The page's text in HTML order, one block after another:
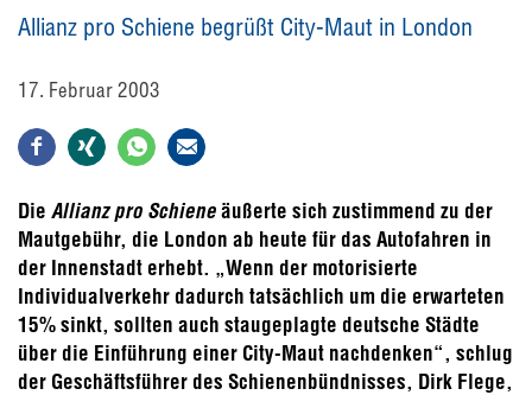
Allianz pro Schiene begrüßt City-Maut in London
17. Februar 2003
Die Allianz pro Schieneäußerte sich zustimmend zu der
Mautgebühr, die London ab heute für das Autofahren in
der Innenstadt erhebt. „Wenn der motorisierte
Individualverkehr dadurch tatsächlich um die erwarteten
15% sinkt, sollten auch staugeplagte deutsche Städte
über die Einführung einer City-Maut nachdenken“, schlug
der Geschäftsführer des Schienenbündnisses, Dirk Flege,